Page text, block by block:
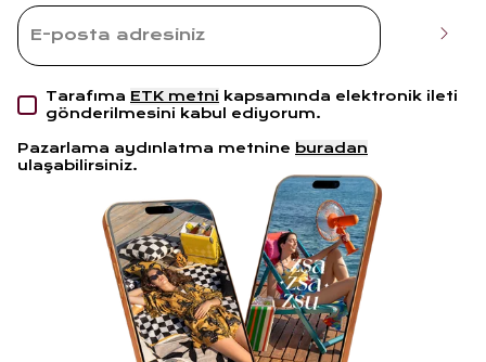
Tarafıma ETK metni kapsamında elektronik ileti
gönderilmesini kabul ediyorum.
Pazarlama aydınlatma metnine buradan
ulaşabilirsiniz.